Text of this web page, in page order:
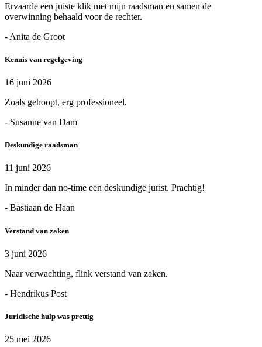
Ervaarde een juiste klik met mijn raadsman en samen de
overwinning behaald voor de rechter.
- Anita de Groot
Kennis van regelgeving
16 juni 2026
Zoals gehoopt, erg professioneel.
- Susanne van Dam
Deskundige raadsman
11 juni 2026
In minder dan no-time een deskundige jurist. Prachtig!
- Bastiaan de Haan
Verstand van zaken
3 juni 2026
Naar verwachting, flink verstand van zaken.
- Hendrikus Post
Juridische hulp was prettig
25 mei 2026